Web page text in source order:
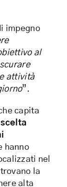
impegno
al
attività
”.
capita
hanno
nel
la
alta